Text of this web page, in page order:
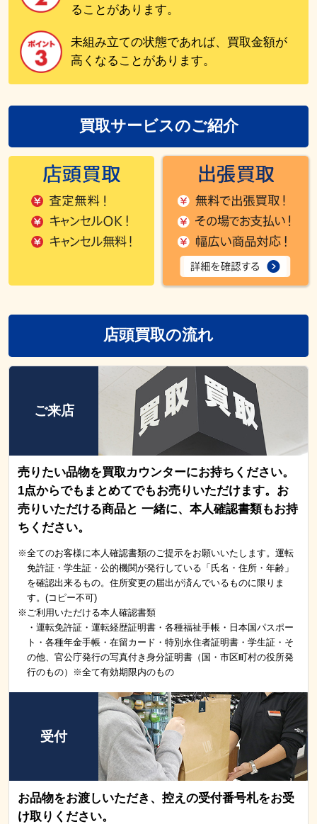
ることがあります。
未組み立ての状態であれば、買取金額が
高くなることがあります。
買取サービスのご紹介
店頭買取の流れ
ご来店
売りたい品物を買取カウンターにお持ちください。
1点からでもまとめてでもお売りいただけます。お
売りいただける商品と 一緒に、本人確認書類もお持
ちください。
※全てのお客様に本人確認書類のご提示をお願いいたします。運転
免許証・学生証・公的機関が発行している「氏名・住所・年齢」
を確認出来るもの。住所変更の届出が済んでいるものに限りま
す。(コピー不可)
※ご利用いただける本人確認書類
・運転免許証・運転経歴証明書・各種福祉手帳・日本国パスポー
ト・各種年金手帳・在留カード・特別永住者証明書・学生証・そ
の他、官公庁発行の写真付き身分証明書（国・市区町村の役所発
行のもの）※全て有効期限内のもの
受付
お品物をお渡しいただき、控えの受付番号札をお受
け取りください。